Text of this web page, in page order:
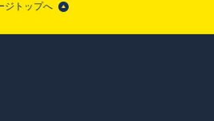
ジトップへ